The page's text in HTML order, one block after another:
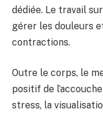
dédiée. Le travail
gérer les douleurs
contractions.
Outre le corps, le
positif de
stress, la